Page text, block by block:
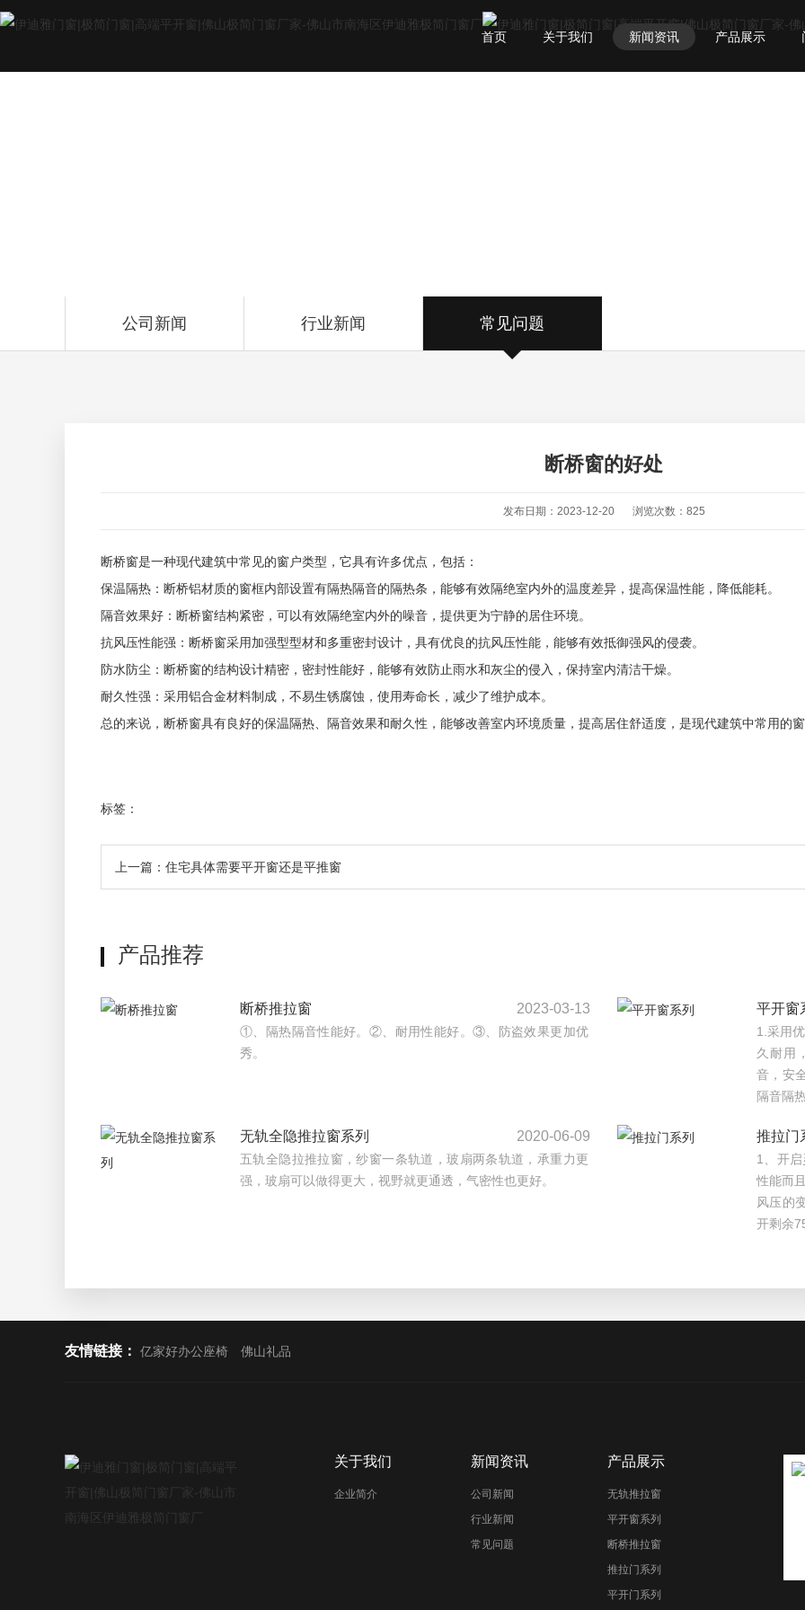
首页 关于我们 新闻资讯 产品展示
公司新闻 行业新闻 常见问题
断桥窗的好处
发布日期：2023-12-20 浏览次数：825
断桥窗是一种现代建筑中常见的窗户类型，它具有许多优点，包括：
保温隔热：断桥铝材质的窗框内部设置有隔热隔音的隔热条，能够有效隔绝室内外的温度差异，提高保温性能，降低能耗。
隔音效果好：断桥窗结构紧密，可以有效隔绝室内外的噪音，提供更为宁静的居住环境。
抗风压性能强：断桥窗采用加强型型材和多重密封设计，具有优良的抗风压性能，能够有效抵御强风的侵袭。
防水防尘：断桥窗的结构设计精密，密封性能好，能够有效防止雨水和灰尘的侵入，保持室内清洁干燥。
耐久性强：采用铝合金材料制成，不易生锈腐蚀，使用寿命长，减少了维护成本。
总的来说，断桥窗具有良好的保温隔热、隔音效果和耐久性，能够改善室内环境质量，提高居住舒适度，是现代建筑中常用的
标签：
上一篇：住宅具体需要平开窗还是平推窗
产品推荐
断桥推拉窗 2023-03-13
①、隔热隔音性能好。②、耐用性能好。③、防盗效果更加优
秀。
平开窗
1.采用
久耐用
音，安
隔音隔
无轨全隐推拉窗系列 2020-06-09
五轨全隐拉推拉窗，纱窗一条轨道，玻扇两条轨道，承重力更
强，玻扇可以做得更大，视野就更通透，气密性也更好。
推拉门
1、开
性能而
风压的
开剩余
友情链接： 亿家好办公座椅 佛山礼品
关于我们
企业简介
新闻资讯
公司新闻
行业新闻
常见问题
产品展示
无轨推拉窗
平开窗系列
断桥推拉窗
推拉门系列
平开门系列